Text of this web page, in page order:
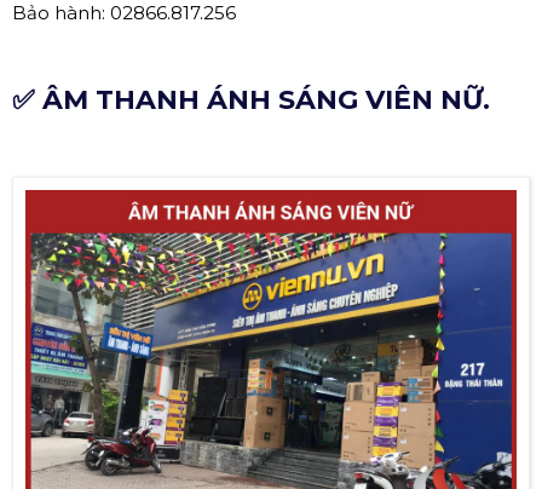
Bảo hành: 02866.817.256
✅ ÂM THANH ÁNH SÁNG VIÊN NỮ.